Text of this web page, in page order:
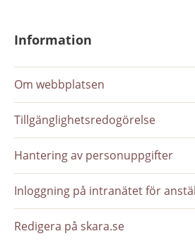
Information
Om webbplatsen
Tillgänglighetsredogörelse
Hantering av personuppgifter
Inloggning på intranätet för
Redigera på skara.se